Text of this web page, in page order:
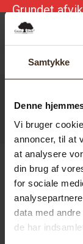
Samtykke
Denne
Vi bruger
annoncer, til at
at analysere
din brug af
for sociale
data med
de har
Grundet
perioden 7/